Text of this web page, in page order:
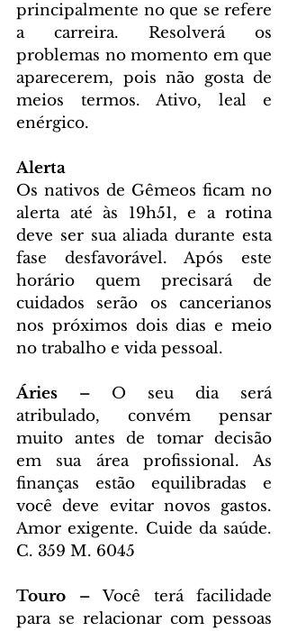
principalmente no que se refere
a carreira. Resolverá os
problemas no momento em que
aparecerem, pois não gosta de
meios termos. Ativo, leal e
enérgico.
Alerta
Os nativos de Gêmeos ficam no
alerta até às 19h51, e a rotina
deve ser sua aliada durante esta
fase desfavorável. Após este
horário quem precisará de
cuidados serão os cancerianos
nos próximos dois dias e meio
no trabalho e vida pessoal.
Áries – O seu dia será
atribulado, convém pensar
muito antes de tomar decisão
em sua área profissional. As
finanças estão equilibradas e
você deve evitar novos gastos.
Amor exigente. Cuide da saúde.
C. 359 M. 6045
Touro – Você terá facilidade
para se relacionar com pessoas